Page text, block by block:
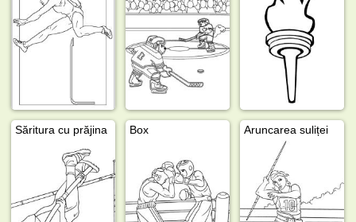
Săritura cu prăjina Box Aruncarea suliței